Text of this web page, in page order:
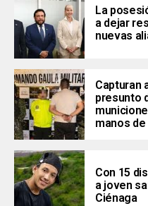
La
a dejar
nuevas
Capturan
presunto
manos
Con 15
a joven
Ciénaga